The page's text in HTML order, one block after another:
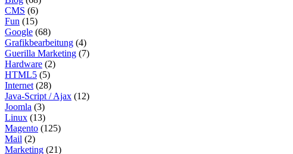
CMS (6)
Fun (15)
Google (68)
Grafikbearbeitung (4)
Guerilla Marketing (7)
Hardware (2)
HTML5 (5)
Internet(28)
Java-Script / Ajax (12)
Joomla (3)
Linux (13)
Magento (125)
Mail (2)
Marketing (21)